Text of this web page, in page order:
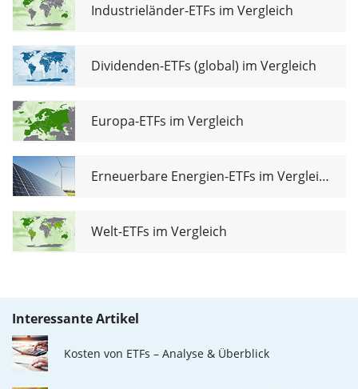
Industrieländer-ETFs im Vergleich
Dividenden-ETFs (global) im Vergleich
Europa-ETFs im Vergleich
Erneuerbare Energien-ETFs im Vergleich
Welt-ETFs im Vergleich
Interessante Artikel
Kosten von ETFs – Analyse & Überblick